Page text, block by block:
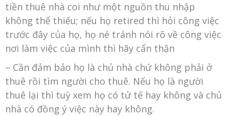
tiền thuê nhà coi như một nguồn thu nhập
không thể thiếu; nếu họ retired thì hỏi công việc
trước đây của họ, họ né tránh nói rõ về công việc
nơi làm việc của mình thì hãy cẩn thận
– Cần đảm bảo họ là chủ nhà chứ không phải ở
thuê rồi tìm người cho thuê. Nếu họ là người
thuê lại thì tuỳ xem họ có tử tế hay không và chủ
nhà có đồng ý việc này hay không.